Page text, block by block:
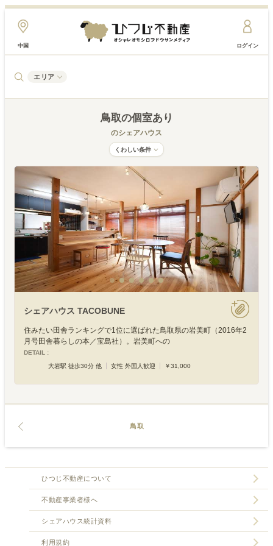
中国 ログイン
エリア
鳥取の個室あり
のシェアハウス
くわしい条件
シェアハウス TACOBUNE
住みたい田舎ランキングで1位に選ばれた鳥取県の岩美町（2016年2
月号田舎暮らしの本／宝島社）。岩美町への
DETAIL :
大岩駅 徒歩30分 他
女性 外国人歓迎 ￥31,000
鳥取
ひつじ不動産について
不動産事業者様へ
シェアハウス統計資料
利用規約